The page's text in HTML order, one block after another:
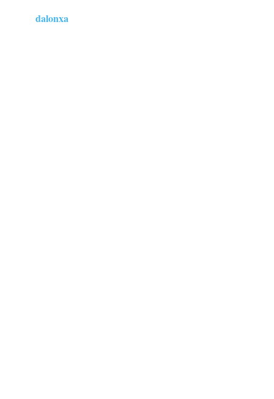
dalonxa